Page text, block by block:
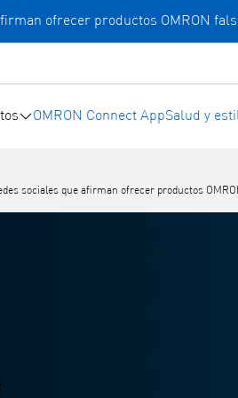
ofrecer productos OMRON
OMRON Connect AppSalud y
sociales que afirman ofrecer productos